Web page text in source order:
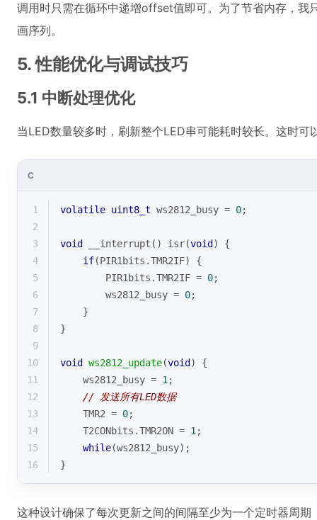
调用时只需在循环中递增offset值即可。为了节省内存，我
画序列。
5. 性能优化与调试技巧
5.1 中断处理优化
当LED数量较多时，刷新整个LED串可能耗时较长。这时可
C
1 volatile uint8_t ws2812_busy = 0;
2
3
void __interrupt() isr(void ) {
4
if(PIR1bits.TMR2IF) {
5
        PIR1bits.TMR2IF =
0;
6
        ws2812_busy =
0;
7
    }
8
}
9
10
void ws2812_update(void )
{
11
    ws2812_busy =
1 ;
12
// 发送所有LED数据
13
    TMR2 =
0;
14
    T2CONbits.TMR2ON =
1 ;
15
while(ws2812_busy);
16
}
这种设计确保了每次更新之间的间隔至少为一个定时器周